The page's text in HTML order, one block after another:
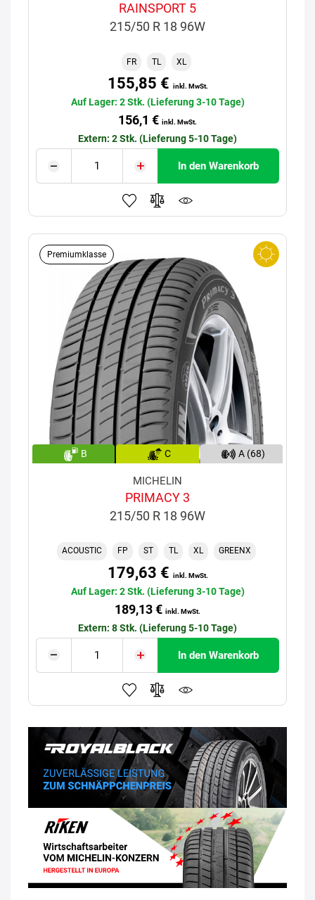
RAINSPORT 5
215/50 R 18 96W
FR TL XL
155,85 € inkl. MwSt.
Auf Lager: 2 Stk. (Lieferung 3-10 Tage)
156,1 € inkl. MwSt.
Extern: 2 Stk. (Lieferung 5-10 Tage)
In den Warenkorb
Premiumklasse
B C A (68)
MICHELIN
PRIMACY 3
215/50 R 18 96W
ACOUSTIC FP ST TL XL GREENX
179,63 € inkl. MwSt.
Auf Lager: 2 Stk. (Lieferung 3-10 Tage)
189,13 € inkl. MwSt.
Extern: 8 Stk. (Lieferung 5-10 Tage)
In den Warenkorb